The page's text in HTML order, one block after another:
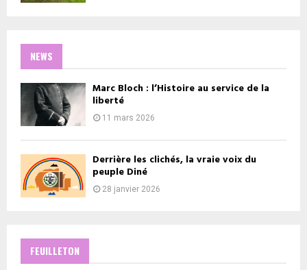
NEWS
Marc Bloch : l’Histoire au service de la
liberté
11 mars 2026
Derrière les clichés, la vraie voix du
peuple Diné
28 janvier 2026
FEUILLETON